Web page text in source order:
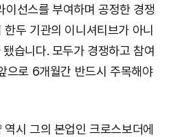
선스를 부여하며 공정한 경쟁
두 기관의 이니셔티브가 아니
습니다. 모두가 경쟁하고 참여
으로 6개월간 반드시 주목해야
시 그의 본업인 크로스보더에